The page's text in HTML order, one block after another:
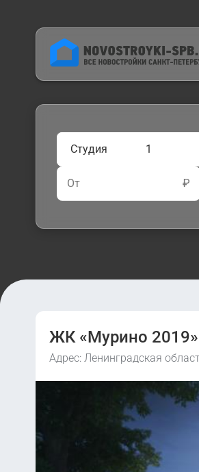
Студия 1
От ₽
ЖК «Мурино 2019»
Адрес: Ленинградская